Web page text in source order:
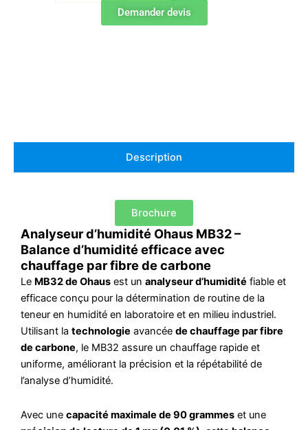
Demander devis
Description
Brochure
Analyseur d’humidité Ohaus MB32 –
Balance d’humidité efficace avec
chauffage par fibre de carbone
Le MB32 de Ohaus est un analyseur d’humidité fiable et
efficace conçu pour la détermination de routine de la
teneur en humidité en laboratoire et en milieu industriel.
Utilisant la technologie avancée de chauffage par fibre
de carbone, le MB32 assure un chauffage rapide et
uniforme, améliorant la précision et la répétabilité de
l’analyse d’humidité.
Avec une capacité maximale de 90 grammes et une